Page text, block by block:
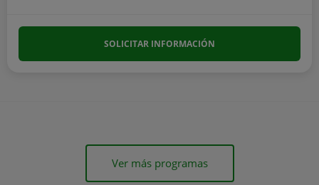
SOLICITAR INFORMACIÓN
Ver más programas